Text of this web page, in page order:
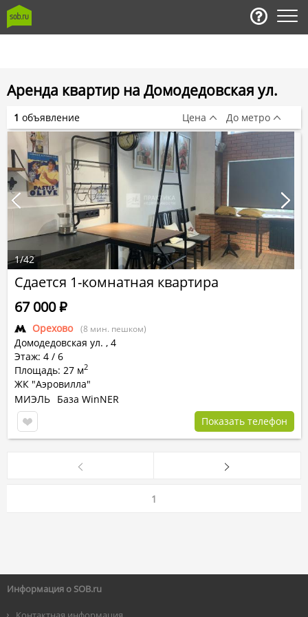
Аренда квартир на Домодедовская ул.
Сдается 1-комнатная квартира
Орехово (8 мин. пешком)
Домодедовская ул. , 4
Этаж: 4 / 6
Площадь: 27 м2
ЖК "Аэровилла"
67 000Р
МИЭЛЬ База WinNER
Показать телефон
1/42
1 объявление Цена До метро
1
Информация о SOB.ru